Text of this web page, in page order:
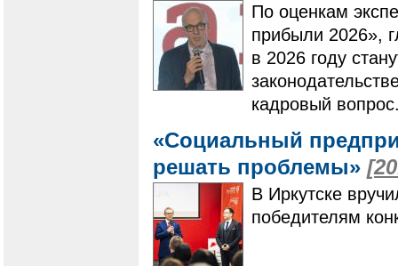
По оценкам
прибыли 2026»,
в 2026 году
кадровый
«Социальный
решать проблемы»
В Иркутске
победителям